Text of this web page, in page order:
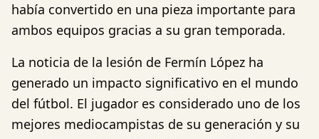
había convertido en una pieza importante para
ambos equipos gracias a su gran temporada.
La noticia de la lesión de Fermín López ha
generado un impacto significativo en el mundo
del fútbol. El jugador es considerado uno de los
mejores mediocampistas de su generación y su